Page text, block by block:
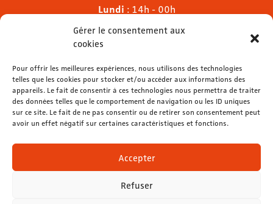
Gérer le consentement aux
cookies
Pour offrir les meilleures expériences, nous utilisons des technologies
telles que les cookies pour stocker et/ou accéder aux informations des
appareils. Le fait de consentir à ces technologies nous permettra de traiter
des données telles que le comportement de navigation ou les ID uniques
sur ce site. Le fait de ne pas consentir ou de retirer son consentement peut
avoir un effet négatif sur certaines caractéristiques et fonctions.
Accepter
Refuser
Lundi : 14h - 00h
Mardi & mercredi
Jeudi
Dimanche: 11h - 00h
04 77 32 32 01